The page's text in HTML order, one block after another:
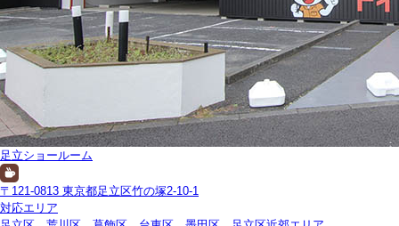
足立ショールーム
〒121-0813 東京都足立区竹の塚2-10-1
対応エリア